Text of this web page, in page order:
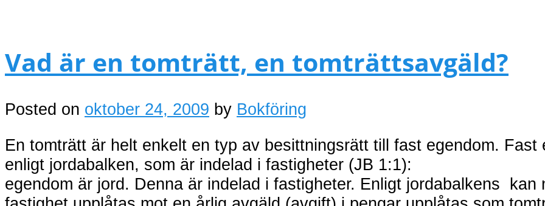
Vad är en tomträtt, en tomträttsavgäld?
Posted on oktober 24, 2009 by Bokföring
En tomträtt är helt enkelt en typ av besittningsrätt till fast egendom. Fast
enligt jordabalken, som är indelad i fastigheter
egendom är jord. Denna är indelad i fastigheter. Enligt jordabalkens kan